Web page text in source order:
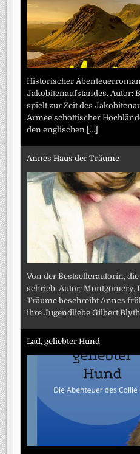
Historischer
Jakobitenaufstandes. Autor:
spielt zur Zeit des
Armee schottischer
den englischen [...]
Annes Haus der Träume
Von der Bestsellerautorin,
schrieb. Autor: Montgomery,
Träume beschreibt Annes
ihre Jugendliebe Gilbert
Lad, geliebter Hund